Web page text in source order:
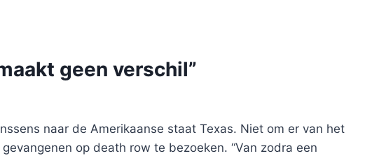
geen verschil”
naar de Amerikaanse staat Texas. Niet om er van het
op death row te bezoeken. “Van zodra een